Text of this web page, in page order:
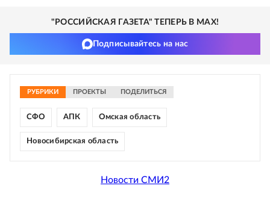
"РОССИЙСКАЯ ГАЗЕТА" ТЕПЕРЬ В MAX!
Подписывайтесь на нас
РУБРИКИ ПРОЕКТЫ ПОДЕЛИТЬСЯ
СФО АПК Омская область
Новосибирская область
Новости СМИ2